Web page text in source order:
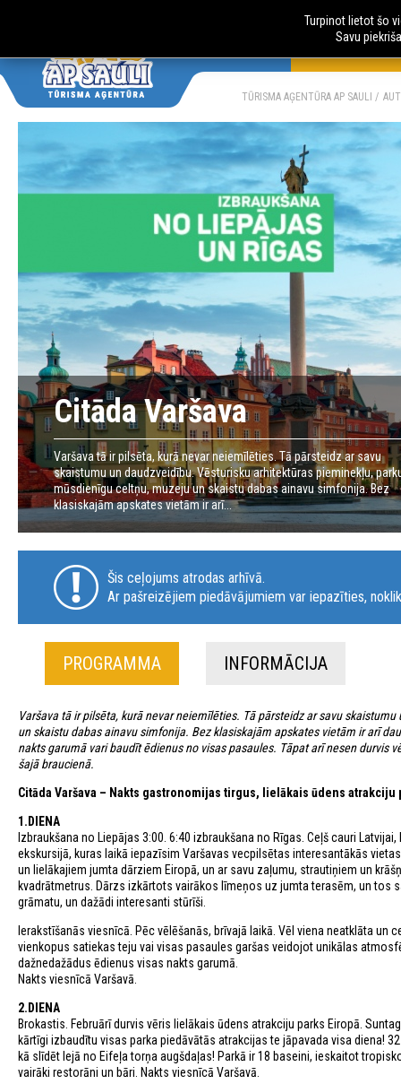
AUTOBUSU
TŪRISMA AĢENTŪRA AP SAULI
Citāda Varšava
Varšava tā ir pilsēta, kurā nevar neiemīlēties. Tā pārsteidz ar savu
skaistumu un daudzveidību. Vēsturisku arhitektūras pieminekļu,
mūsdienīgu celtņu, muzeju un skaistu dabas ainavu simfonija. Bez
klasiskajām apskates vietām ir arī...
Šis ceļojums atrodas arhīvā.
Ar pašreizējiem piedāvājumiem var iepazīties,
PROGRAMMA INFORMĀCIJA
Varšava tā ir pilsēta, kurā nevar neiemīlēties. Tā pārsteidz ar savu
un skaistu dabas ainavu simfonija. Bez klasiskajām apskates vietām ir arī
nakts garumā vari baudīt ēdienus no visas pasaules. Tāpat arī nesen durvis
šajā braucienā.
Citāda Varšava – Nakts gastronomijas tirgus, lielākais ūdens atrakciju
1.DIENA
Izbraukšana no Liepājas 3:00. 6:40 izbraukšana no Rīgas. Ceļš cauri
ekskursijā, kuras laikā iepazīsim Varšavas vecpilsētas interesantākās
un lielākajiem jumta dārziem Eiropā, un ar savu zaļumu, strautiņiem un
kvadrātmetrus. Dārzs izkārtots vairākos līmeņos uz jumta terasēm, un
grāmatu, un dažādi interesanti stūrīši.
Ierakstīšanās viesnīcā. Pēc vēlēšanās, brīvajā laikā. Vēl viena neatklāta
vienkopus satiekas teju vai visas pasaules garšas veidojot unikālas
dažnedažādus ēdienus visas nakts garumā.
Nakts viesnīcā Varšavā.
2.DIENA
Brokastis. Februārī durvis vēris lielākais ūdens atrakciju parks Eiropā.
kārtīgi izbaudītu visas parka piedāvātās atrakcijas te jāpavada visa diena!
kā slīdēt lejā no Eifeļa torņa augšdaļas! Parkā ir 18 baseini, ieskaitot
vairāki restorāni un bāri. Nakts viesnīcā Varšavā.
Turpinot lietot šo
Savu